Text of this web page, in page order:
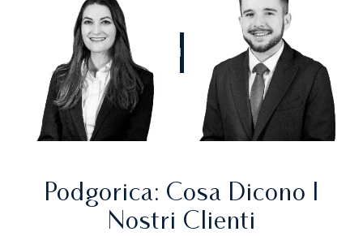
CHIAMATECI
Podgorica: Cosa Dicono I
Nostri Clienti